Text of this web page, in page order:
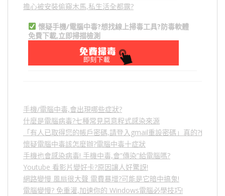
擔心被安裝偷窺木馬,私生活全都露?
懷疑手機/電腦中毒?想找線上掃毒工具?防毒軟體
免費下載,立即掃描檢測
手機/電腦中毒,會出現哪些症狀?
什麼是電腦病毒?七種常見惡意程式感染來源
「有人已取得您的帳戶密碼,請登入gmail重設密碼」真的?假的?5
懷疑電腦中毒該怎麼辦?電腦中毒十症狀
手機也會感染病毒! 手機中毒,會”傳染”給電腦嗎?
Youtube 看影片變好卡?原因讓人好驚訝!
網路變慢 風扇很大聲 電費暴增?可能是它暗中搞鬼!
電腦變慢? 免重灌,加速你的 Windows電腦必學技巧!